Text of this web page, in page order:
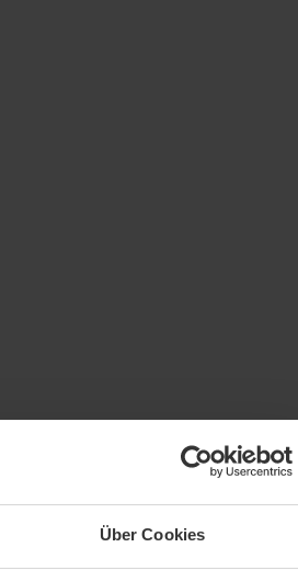
Über Cookies